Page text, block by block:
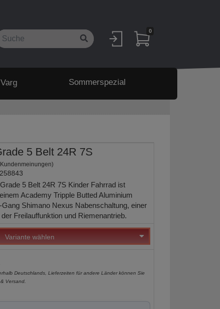
0
Sommerspezial
5 Belt 24R 7S
5 Belt 24R 7S Kinder Fahrrad ist
Academy Tripple Butted Aluminium
Shimano Nexus Nabenschaltung, einer
Freilauffunktion und Riemenantrieb.
Deutschlands, Lieferzeiten für andere Länder können Sie
Versand.